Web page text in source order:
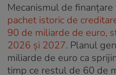
Mecanismul de
pachet istoric de
90 de miliarde de euro,
2026 și 2027. Planul
miliarde de euro ca
timp ce restul de 60 de